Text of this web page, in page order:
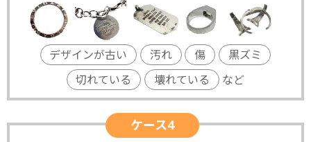
デザインが古い 汚れ 傷
黒ズミ
切れている
壊れている など
ケース4